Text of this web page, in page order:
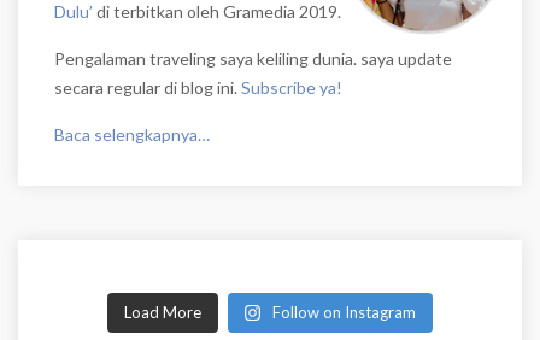
Dulu’ di terbitkan oleh Gramedia 2019.
Pengalaman traveling saya keliling dunia. saya update
secara regular di blog ini. Subscribe ya!
Baca selengkapnya…
Load More Follow on Instagram